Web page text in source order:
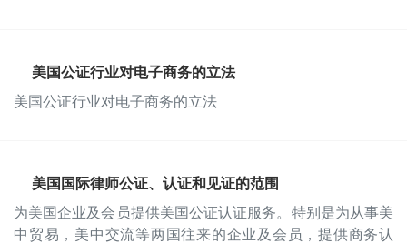
美国公证行业对电子商务的立法
美国公证行业对电子商务的立法
美国国际律师公证、认证和见证的范围
为美国企业及会员提供美国公证认证服务。特别是为从事美
中贸易，美中交流等两国往来的企业及会员，提供商务认